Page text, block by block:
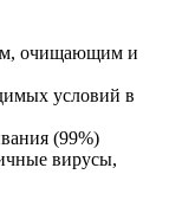
очищающим и
условий в
(99%)
вирусы,